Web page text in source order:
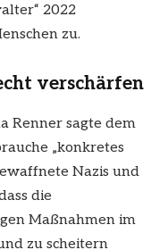
2022
zu.
verschärfen
Renner sagte dem
„konkretes
Nazis und
die
Maßnahmen im
zu scheitern